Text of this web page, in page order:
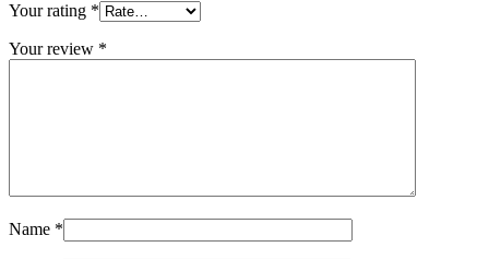
Your rating *
Your review *
Name *